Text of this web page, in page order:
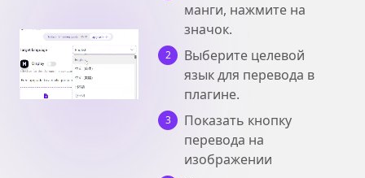
манги, нажмите на
значок.
2
Выберите целевой
язык для перевода в
плагине.
3
Показать кнопку
перевода на
изображении